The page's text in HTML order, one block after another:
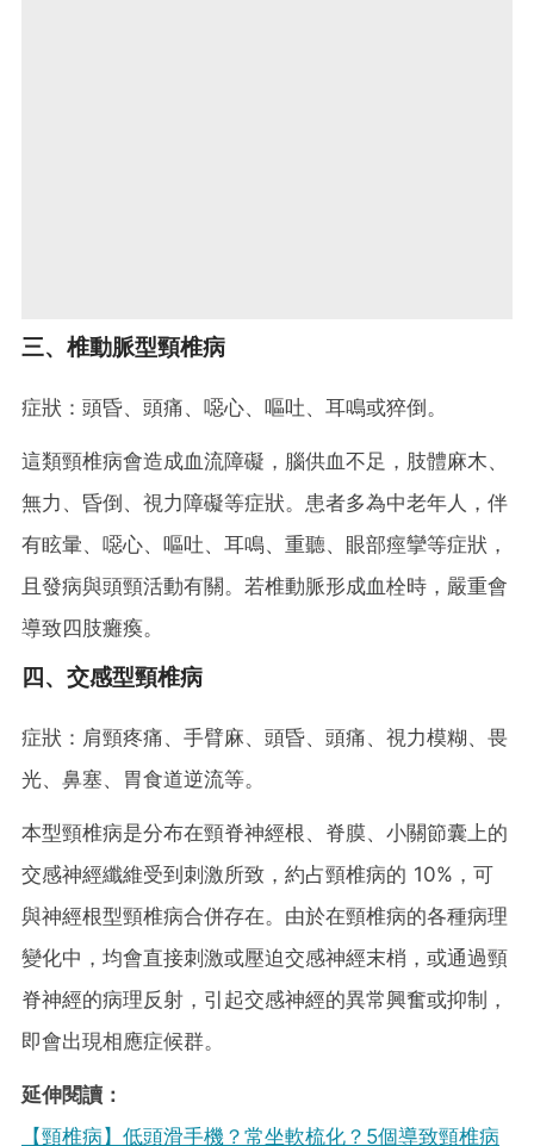
三、椎動脈型頸椎病
症狀：頭昏、頭痛、噁心、嘔吐、耳鳴或猝倒。
這類頸椎病會造成血流障礙，腦供血不足，肢體麻木、
無力、昏倒、視力障礙等症狀。患者多為中老年人，伴
有眩暈、噁心、嘔吐、耳鳴、重聽、眼部痙攣等症狀，
且發病與頭頸活動有關。若椎動脈形成血栓時，嚴重會
導致四肢癱瘓。
四、交感型頸椎病
症狀：肩頸疼痛、手臂麻、頭昏、頭痛、視力模糊、畏
光、鼻塞、胃食道逆流等。
本型頸椎病是分布在頸脊神經根、脊膜、小關節囊上的
交感神經纖維受到刺激所致，約占頸椎病的 10%，可
與神經根型頸椎病合併存在。由於在頸椎病的各種病理
變化中，均會直接刺激或壓迫交感神經末梢，或通過頸
脊神經的病理反射，引起交感神經的異常興奮或抑制，
即會出現相應症候群。
延伸閱讀：
【頸椎病】低頭滑手機？常坐軟梳化？5個導致頸椎病